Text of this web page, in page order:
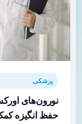
پزشکی
نورون‌های
حفظ انگیزه